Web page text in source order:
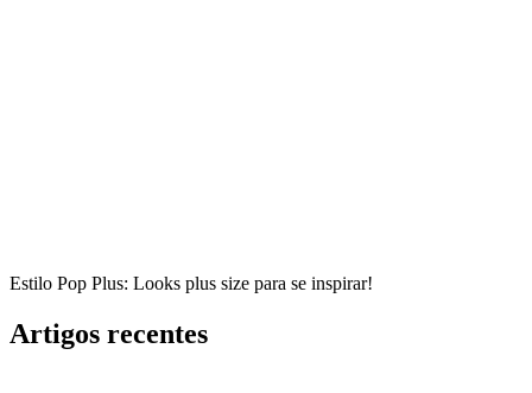
Estilo Pop Plus: Looks plus size para se inspirar!
Artigos recentes